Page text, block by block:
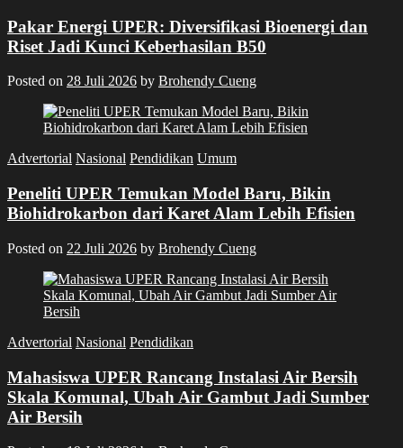
Pakar Energi UPER: Diversifikasi Bioenergi dan
Riset Jadi Kunci Keberhasilan B50
Posted on 28 Juli 2026 by Brohendy Cueng
Advertorial Nasional Pendidikan Umum
Peneliti UPER Temukan Model Baru, Bikin
Biohidrokarbon dari Karet Alam Lebih Efisien
Posted on 22 Juli 2026 by Brohendy Cueng
Advertorial Nasional Pendidikan
Mahasiswa UPER Rancang Instalasi Air Bersih
Skala Komunal, Ubah Air Gambut Jadi Sumber
Air Bersih